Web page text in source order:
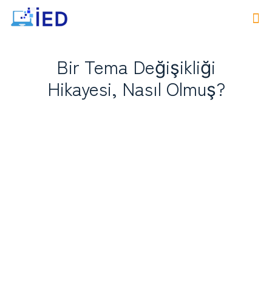
Bir Tema Değişikliği
Hikayesi, Nasıl Olmuş?